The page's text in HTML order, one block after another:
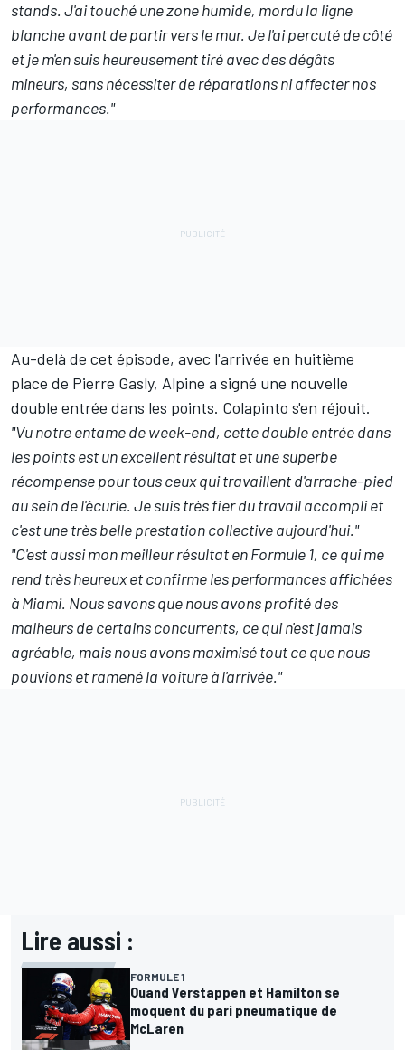
stands. J'ai touché une zone humide, mordu la ligne
blanche avant de partir vers le mur. Je l'ai percuté de côté
et je m'en suis heureusement tiré avec des dégâts
mineurs, sans nécessiter de réparations ni affecter nos
performances."
Au-delà de cet épisode, avec l'arrivée en huitième
place de Pierre Gasly, Alpine a signé une nouvelle
double entrée dans les points. Colapinto s'en réjouit.
"Vu notre entame de week-end, cette double entrée dans
les points est un excellent résultat et une superbe
récompense pour tous ceux qui travaillent d'arrache-pied
au sein de l'écurie. Je suis très fier du travail accompli et
c'est une très belle prestation collective aujourd'hui."
"C'est aussi mon meilleur résultat en Formule 1, ce qui me
rend très heureux et confirme les performances affichées
à Miami. Nous savons que nous avons profité des
malheurs de certains concurrents, ce qui n'est jamais
agréable, mais nous avons maximisé tout ce que nous
pouvions et ramené la voiture à l'arrivée."
Lire aussi :
FORMULE 1
Quand Verstappen et Hamilton se
moquent du pari pneumatique de
McLaren